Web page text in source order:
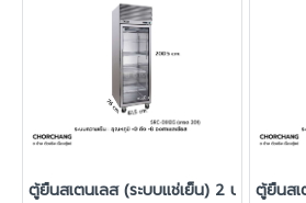
ตู้ยืนสเตนเลส (ระบบแช่เย็น) 2 ประตูกระจ
ตู้ยืนสเ